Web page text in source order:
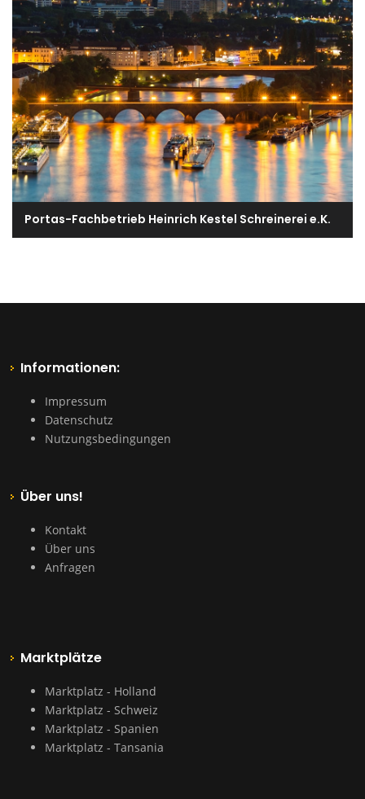
Portas-Fachbetrieb Heinrich Kestel Schreinerei e.K.
Informationen:
Impressum
Datenschutz
Nutzungsbedingungen
Über uns!
Kontakt
Über uns
Anfragen
Marktplätze
Marktplatz - Holland
Marktplatz - Schweiz
Marktplatz - Spanien
Marktplatz - Tansania